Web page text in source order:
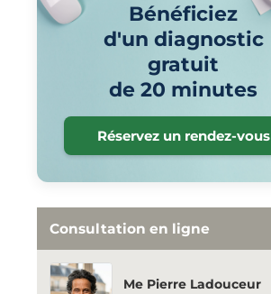
Bénéficiez
d'un diagnostic
gratuit
de 20 minutes
Réservez un rendez-vous
Consultation en ligne
Me Pierre Ladouceur